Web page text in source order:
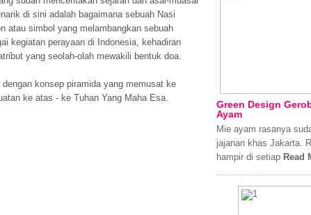
di sini adalah bagaimana sebuah Nasi
atau simbol yang melambangkan sebuah
kegiatan perayaan di Indonesia, kehadiran
yang seolah-olah mewakili bentuk doa.
konsep piramida yang memusat ke
ke atas - ke Tuhan Yang Maha Esa.
Green Design
Ayam
Mie ayam rasanya
jajanan khas Jakarta.
hampir di setiap Read